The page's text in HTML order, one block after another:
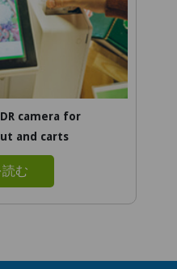
camera for
and carts
む